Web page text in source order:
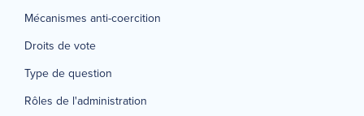
Mécanismes anti-coercition
Droits de vote
Type de question
Rôles de l'administration